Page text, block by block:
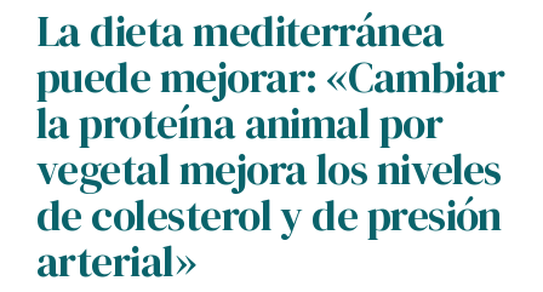
La dieta mediterránea
puede mejorar: «Cambiar
la proteína animal por
vegetal mejora los niveles
de colesterol y de presión
arterial»